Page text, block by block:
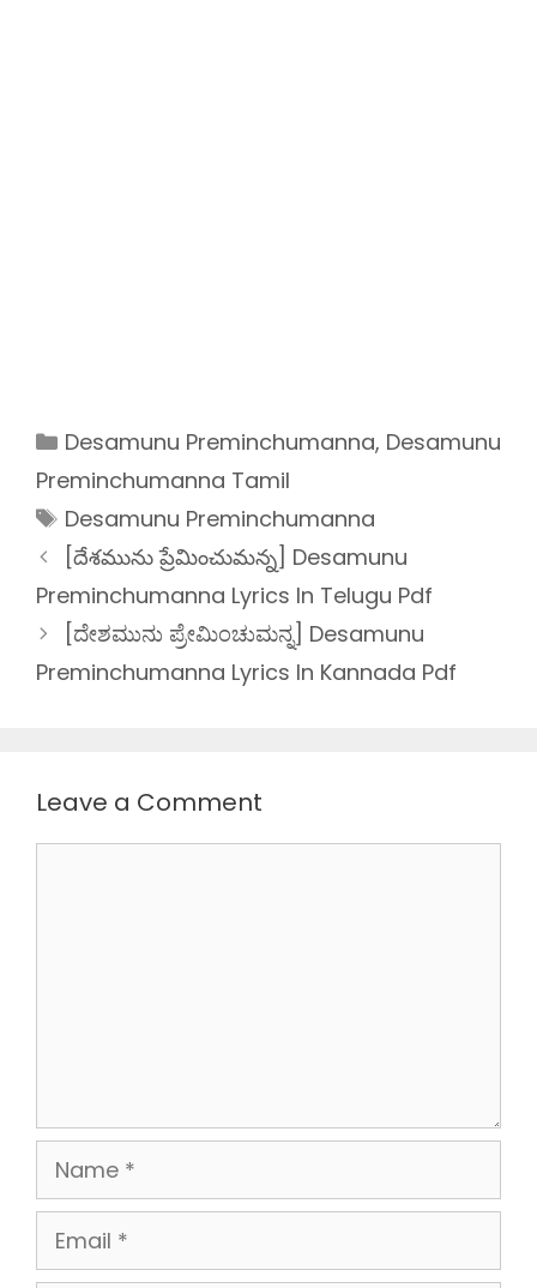
Categories
Desamunu Preminchumanna, Desamunu
Preminchumanna Tamil
Tags
Desamunu Preminchumanna
[దేశమును ప్రేమించుమన్న] Desamunu
Preminchumanna Lyrics In Telugu Pdf
[ದೇಶಮುನು ಪ್ರೇಮಿಂಚುಮನ್ನ] Desamunu
Preminchumanna Lyrics In Kannada Pdf
Leave a Comment
Name
Email